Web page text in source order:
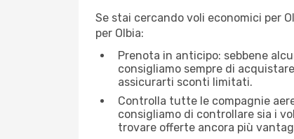
Se stai cercando voli economici per
per Olbia:
Prenota in anticipo: sebbene
consigliamo sempre di
assicurarti sconti limitati.
Controlla tutte le compagnie
consigliamo di controllare sia i
trovare offerte ancora più